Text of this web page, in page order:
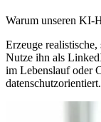
Warum unseren KI-
Erzeuge
Nutze ihn als
im Lebenslauf oder
datenschutzorientiert.